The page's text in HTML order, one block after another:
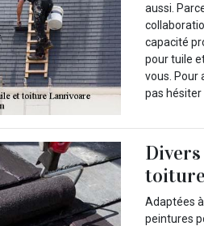
aussi.
capacité
pour tuile
vous. Pour
pas hésiter
Adaptées
peintures